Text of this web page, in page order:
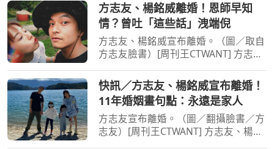
方志友、楊銘威離婚！恩師早知
情？曾吐「這些話」洩端倪
方志友、楊銘威宣布離婚。（圖／取自
方志友臉書）[周刊王CTWANT] 方志
子成婚，結婚11年育有一子一女，今年
3月才爆出婚變，方志友5月公開露面時
還強調從未協議離婚，未料
快訊／方志友、楊銘威宣布離婚！
11年婚姻畫句點：永遠是家人
方志友宣布離婚。（圖／翻攝臉書／方
志友）[周刊王CTWANT] 方志友、楊銘